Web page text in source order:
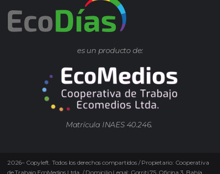
es un producto de:
Matrícula INAES 40.246.
2026– Copyleft. Todos los derechos compartidos / Propietario: Cooperativa
de Trabajo EcoMedios Ltda. / Domicilio Legal: Gorriti 75. Oficina 3. Bahía